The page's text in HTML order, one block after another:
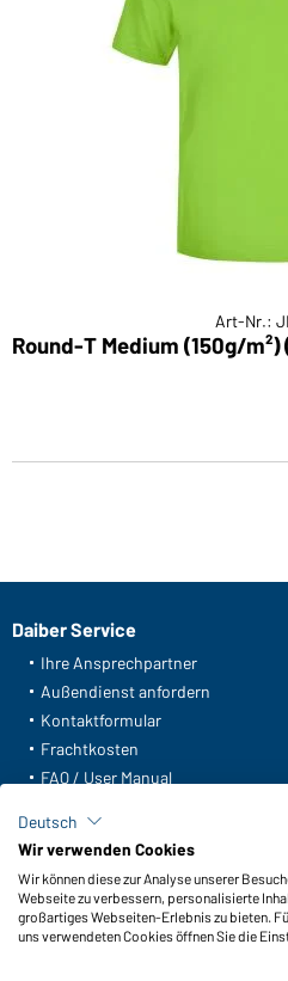
Art-Nr.:
Round-T Medium (150g/
Daiber Service
Ihre Ansprechpartner
Außendienst anfordern
Kontaktformular
Frachtkosten
FAQ / User Manual
Meldeportal nach
Funktionen & Pflege
Produkteigenschaften
Pflegehinweise
Deutsch
Wir verwenden Cookies
Wir können diese zur Analyse unserer
Webseite zu verbessern, personalisierte
großartiges Webseiten-Erlebnis zu bieten.
uns verwendeten Cookies öffnen Sie die